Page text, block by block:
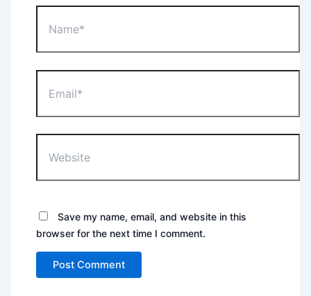
Save my name, email, and website in this
browser for the next time I comment.